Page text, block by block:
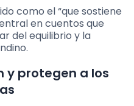
como el “que sostiene
en cuentos que
del equilibrio y la
y protegen a los